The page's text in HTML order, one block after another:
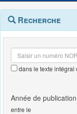
Navigation
outils
Menu
contextuel
Recherche
dans le texte intégral
entre le